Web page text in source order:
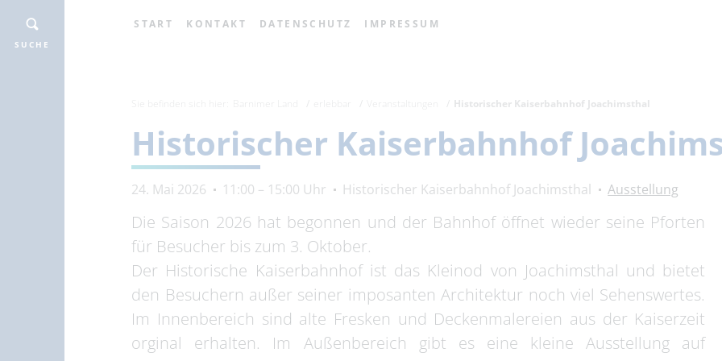
START KONTAKT DATENSCHUTZ IMPRESSUM
SUCHE
Historischer Kaiserbahnhof Joachimsthal
Historischer Kaiserbahnhof
24. Mai 2026 11:00 – 15:00 Uhr Historischer Kaiserbahnhof Joachimsthal Ausstellung
Die Saison 2026 hat begonnen und der Bahnhof öffnet wieder seine Pforten
für Besucher bis zum 3. Oktober.
Der Historische Kaiserbahnhof ist das Kleinod von Joachimsthal und bietet
den Besuchern außer seiner imposanten Architektur noch viel Sehenswertes.
Im Innenbereich sind alte Fresken und Deckenmalereien aus der Kaiserzeit
orginal erhalten. Im Außenbereich gibt es eine kleine Ausstellung auf